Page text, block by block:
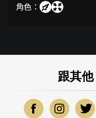
角色：
跟其